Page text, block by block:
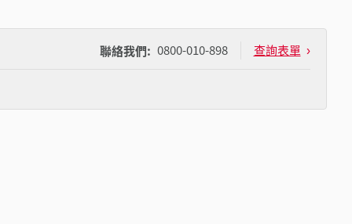
聯絡我們: 0800-010-898 查詢表單